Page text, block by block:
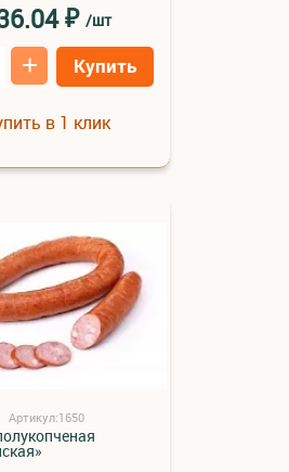
₽ /шт
+ Купить
в 1 клик
Артикул:1650